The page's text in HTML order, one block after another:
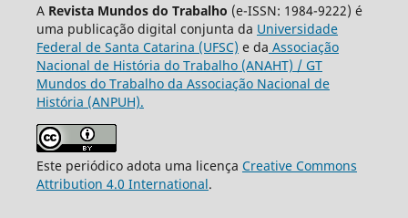
A Revista Mundos do Trabalho (e-ISSN: 1984-9222) é
uma publicação digital conjunta da Universidade
Federal de Santa Catarina (UFSC) e da Associação
Nacional de História do Trabalho (ANAHT) / GT
Mundos do Trabalho da Associação Nacional de
História (ANPUH).
Este periódico adota uma licença Creative Commons
Attribution 4.0 International.